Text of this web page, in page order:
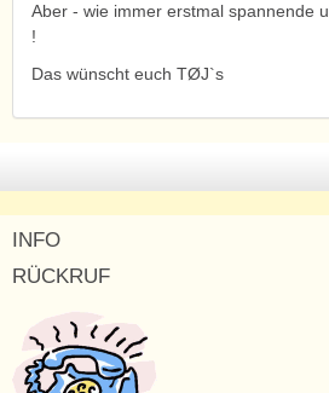
Aber - wie immer erstmal spannende
!
Das wünscht euch TØJ`s
INFO
RÜCKRUF